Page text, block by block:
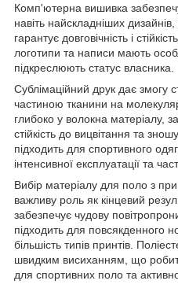
Комп'ютерна вишивка
навіть найскладніших
гарантує довговічність і
логотипи та написи мають
підкреслюють статус власника.
Сублімаційний друк дає змогу
частиною тканини на
глибоко у волокна матеріалу,
стійкість до вицвітання та
підходить для спортивного
інтенсивної експлуатації та
Вибір матеріалу для поло з
важливу роль як кінцевий
забезпечує чудову
підходить для повсякденного
більшість типів принтів.
швидким висиханням, що
для спортивних поло та